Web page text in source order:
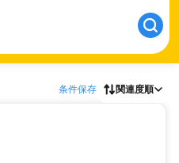
条件保存 関連度順